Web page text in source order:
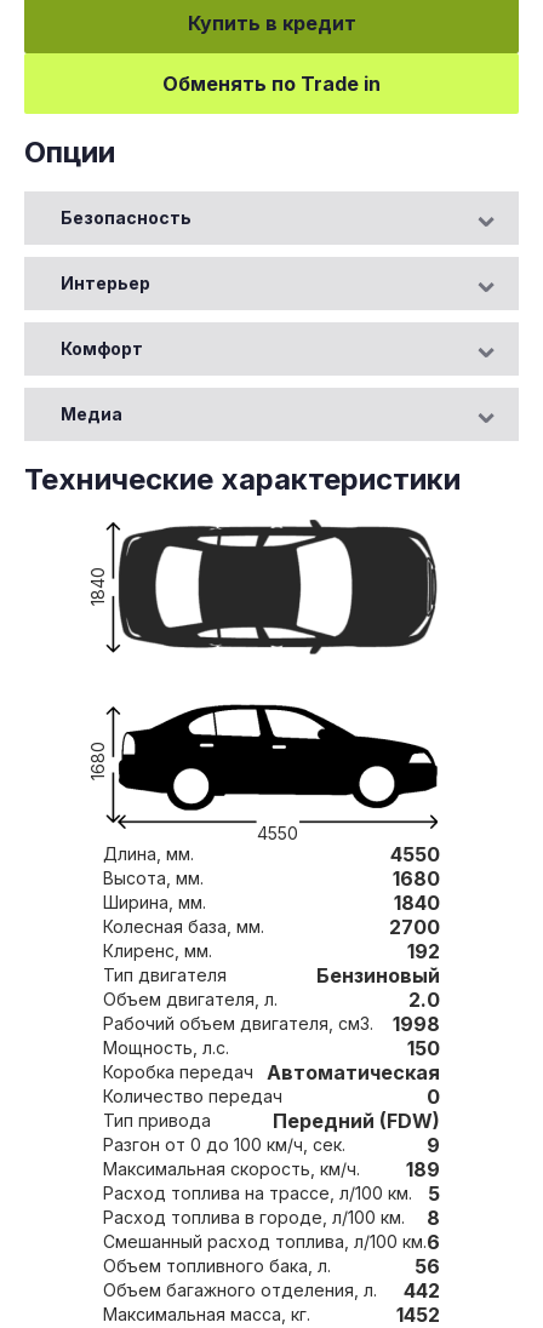
Купить в кредит
Обменять по Trade in
Опции
Безопасность
Интерьер
Комфорт
Медиа
Технические характеристики
4550
1680
1840
Длина, мм. 4550
Высота, мм. 1680
Ширина, мм. 1840
Колесная база, мм. 2700
Клиренс, мм. 192
Тип двигателя Бензиновый
Объем двигателя, л. 2.0
Рабочий объем двигателя, см3. 1998
Мощность, л.с. 150
Коробка передач Автоматическая
Количество передач 0
Тип привода Передний (FDW)
Разгон от 0 до 100 км/ч, сек. 9
Максимальная скорость, км/ч. 189
Расход топлива на трассе, л/100 км. 5
Расход топлива в городе, л/100 км. 8
Смешанный расход топлива, л/100 км.6
Объем топливного бака, л. 56
Объем багажного отделения, л. 442
Максимальная масса, кг. 1452